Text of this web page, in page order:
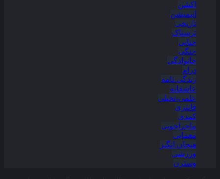
اکشن
انیمیشن
تاریخی
ترسناک
جنایی
جنگی
خانوادگی
درام
زندگی نامه
عاشقانه
علمی-تخیلی
فانتزی
کمدی
ماجراجویی
معمایی
هیجان انگیز
ورزشی
وسترن